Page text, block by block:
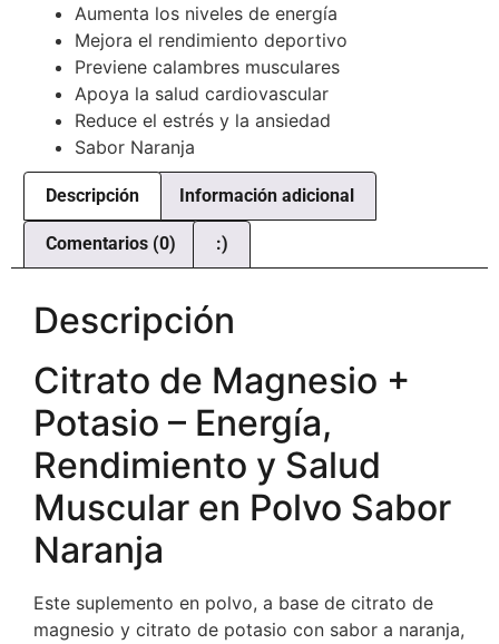
Aumenta los niveles de energía
Mejora el rendimiento deportivo
Previene calambres musculares
Apoya la salud cardiovascular
Reduce el estrés y la ansiedad
Sabor Naranja
Descripción Información adicional
Comentarios (0) :)
Descripción
Citrato de Magnesio +
Potasio – Energía,
Rendimiento y Salud
Muscular en Polvo Sabor
Naranja
Este suplemento en polvo, a base de citrato de
magnesio y citrato de potasio con sabor a naranja,